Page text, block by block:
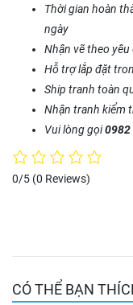
Thời gian hoàn
ngày
Nhận vẽ theo
Hỗ trợ lắp đặt
Ship tranh toàn
Nhận tranh kiểm
Vui lòng gọi0982
0/5 (0 Reviews)
CÓ THỂ BẠN